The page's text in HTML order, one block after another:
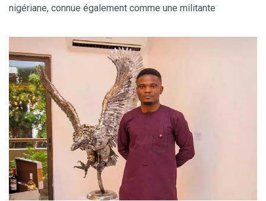
nigériane, connue également comme une militante